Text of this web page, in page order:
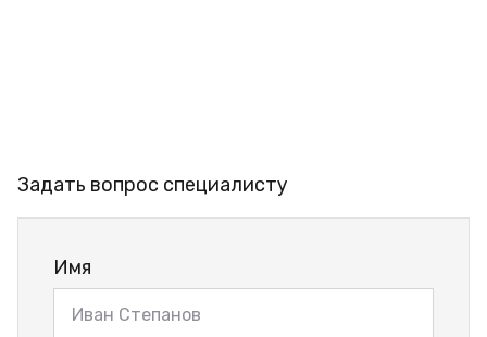
Задать вопрос специалисту
Имя